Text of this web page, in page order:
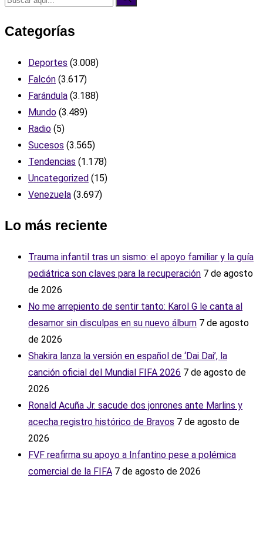
Categorías
Deportes (3.008)
Falcón (3.617)
Farándula (3.188)
Mundo (3.489)
Radio (5)
Sucesos (3.565)
Tendencias (1.178)
Uncategorized (15)
Venezuela (3.697)
Lo más reciente
Trauma infantil tras un sismo: el apoyo familiar y la guía
pediátrica son claves para la recuperación 7 de agosto
de 2026
No me arrepiento de sentir tanto: Karol G le canta al
desamor sin disculpas en su nuevo álbum 7 de agosto
de 2026
Shakira lanza la versión en español de ‘Dai Dai’, la
canción oficial del Mundial FIFA 2026 7 de agosto de
2026
Ronald Acuña Jr. sacude dos jonrones ante Marlins y
acecha registro histórico de Bravos 7 de agosto de
2026
FVF reafirma su apoyo a Infantino pese a polémica
comercial de la FIFA 7 de agosto de 2026